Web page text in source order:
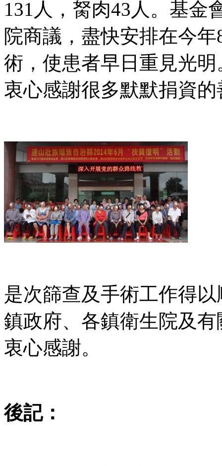
131人，胬肉43人。基金
院商議，盡快安排在今
術，使患者早日重見光
衷心感謝很多默默捐資的
是次篩查及手術工作得
鎮政府、各鎮衛生院及
衷心感謝。
後記：